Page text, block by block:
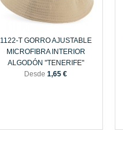
1122-T GORRO AJUSTABLE
MICROFIBRA INTERIOR
ALGODÓN "TENERIFE"
Desde1,65 €